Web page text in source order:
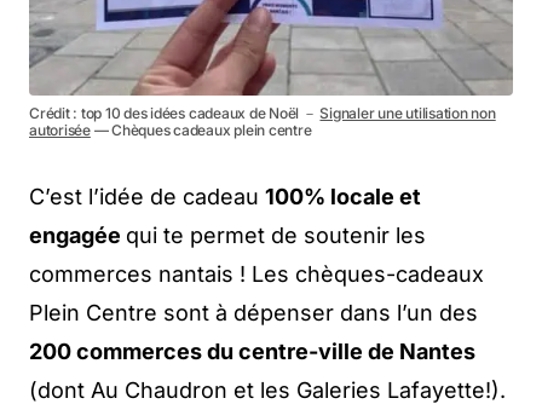
Crédit : top 10 des idées cadeaux de Noël －Signaler une utilisation non
autorisée— Chèques cadeaux plein centre
C’est l’idée de cadeau 100% locale et
engagée qui te permet de soutenir les
commerces nantais ! Les chèques-cadeaux
Plein Centre sont à dépenser dans l’un des
200 commerces du centre-ville de Nantes
(dont Au Chaudron et les Galeries Lafayette!).